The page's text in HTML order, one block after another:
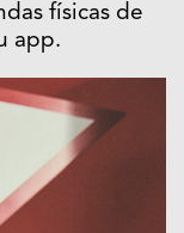
físicas de
app.